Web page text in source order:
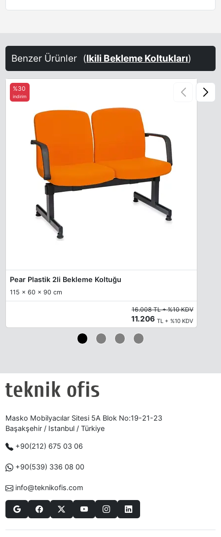
Benzer Ürünler (Ikili Bekleme Koltukları)
Pear Plastik 2li Bekleme Koltuğu
115 x 60 x 90 cm
%30
indirim
16.008 TL + %10 KDV
11.206 TL + %10 KDV
Masko Mobilyacılar Sitesi 5A Blok No:19-21-23
Başakşehir / Istanbul / Türkiye
+90(212) 675 03 06
+90(539) 336 08 00
info@teknikofis.com